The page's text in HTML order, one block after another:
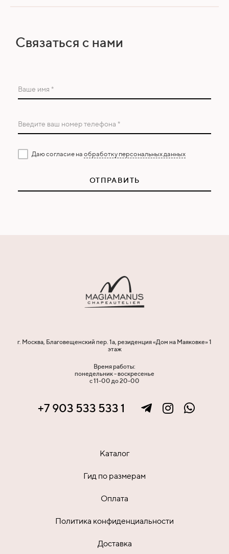
Связаться с нами
Ваше имя *
Введите ваш номер телефона *
Даю согласие на обработку персональных данных
ОТПРАВИТЬ
г. Москва, Благовещенский пер. 1а, резиденция «Дом на Маяковке» 1
этаж
Время работы:
понедельник - воскресенье
с 11-00 до 20-00
+7 903 533 533 1
Каталог
Гид по размерам
Оплата
Политика конфиденциальности
Доставка